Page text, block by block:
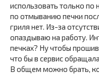
использовать только по
по отмыванию печки
гриля нет. Из-за
опаздываю на работу.
печках? Ну чтобы
что бы в сервис
В общем можно брать,